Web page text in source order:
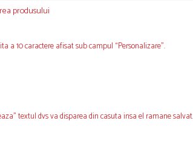
produsului
a 10 caractere afisat sub campul “Personalizare”.
textul dvs va disparea din casuta insa el ramane salvat.